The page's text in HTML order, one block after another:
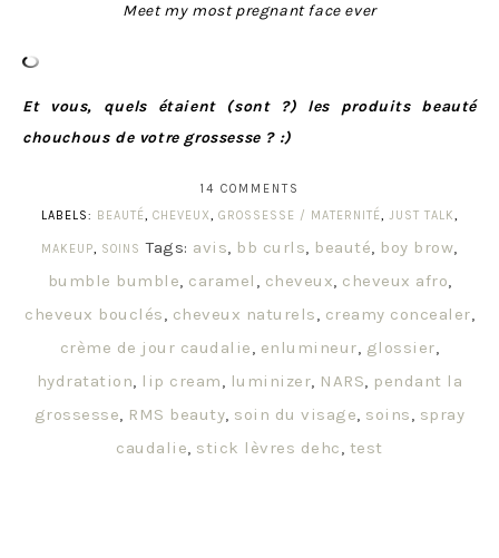
Meet my most pregnant face ever
Et vous, quels étaient (sont ?) les produits beauté
chouchous de votre grossesse ? :)
14 COMMENTS
LABELS: BEAUTÉ, CHEVEUX, GROSSESSE / MATERNITÉ, JUST TALK,
MAKEUP, SOINS Tags: avis, bb curls, beauté, boy brow,
bumble bumble, caramel , cheveux, cheveux afro,
cheveux bouclés, cheveux naturels, creamy concealer,
crème de jour caudalie, enlumineur, glossier,
hydratation, lip cream, luminizer, NARS, pendant la
grossesse, RMS beauty, soin du visage, soins, spray
caudalie, stick lèvres dehc, test